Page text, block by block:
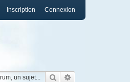
Connexion
Inscription
Rechercher